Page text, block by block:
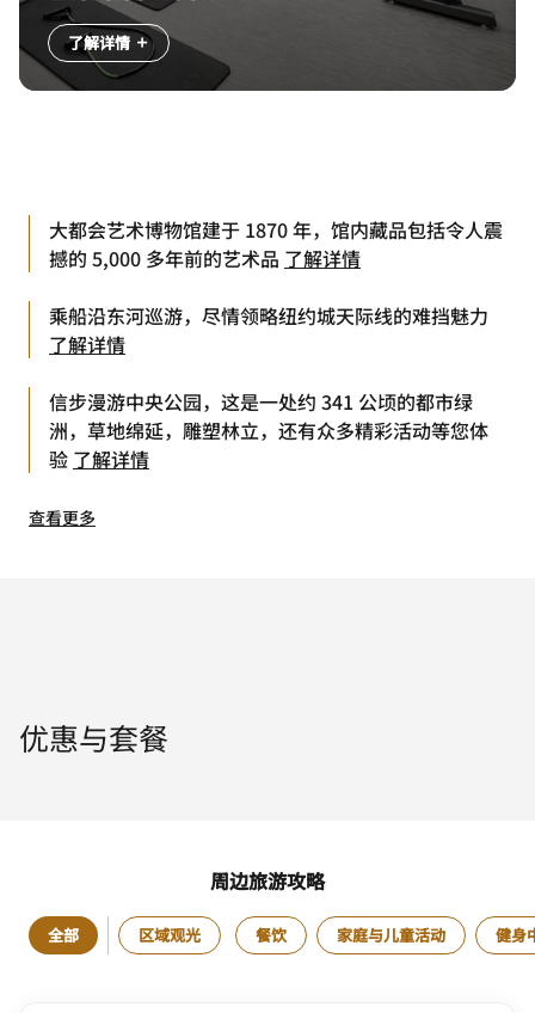
了解详情
大都会艺术博物馆建于 1870 年，馆内藏品包括令人震
撼的 5,000 多年前的艺术品 了解详情
乘船沿东河巡游，尽情领略纽约城天际线的难挡魅力
了解详情
信步漫游中央公园，这是一处约 341 公顷的都市绿
洲，草地绵延，雕塑林立，还有众多精彩活动等您体
验 了解详情
查看更多
优惠与套餐
周边旅游攻略
全部 区域观光 餐饮 家庭与儿童活动 健身